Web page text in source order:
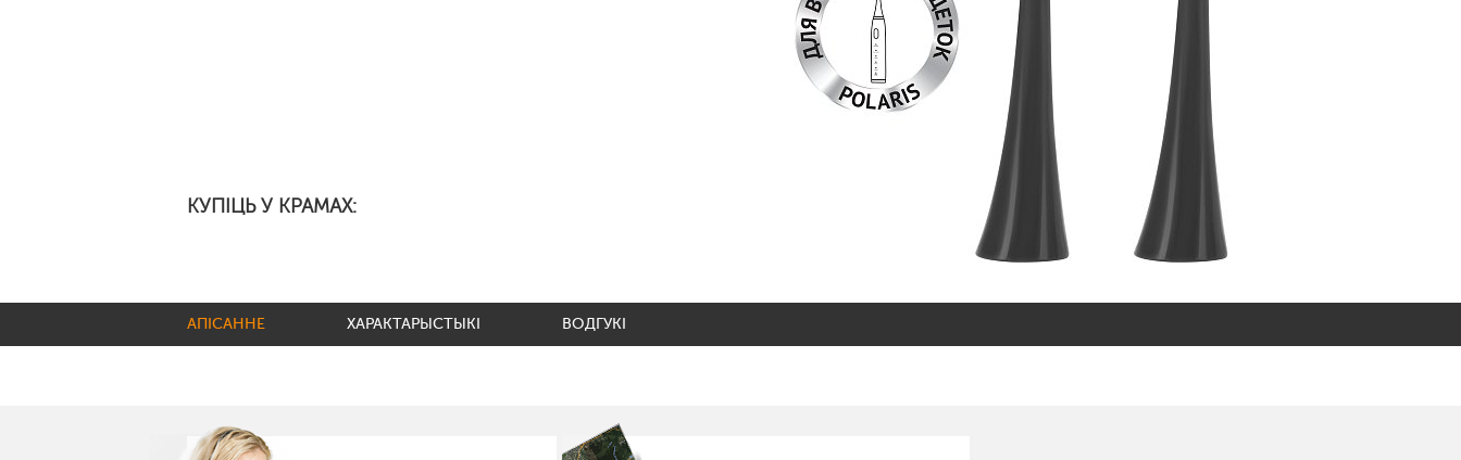
КУПІЦЬ У КРАМАХ:
АПІСАННЕ ХАРАКТАРЫСТЫКІ ВОДГУКІ